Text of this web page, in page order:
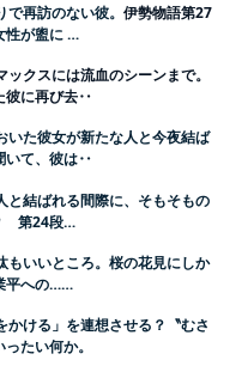
で再訪のない彼。 伊勢物語第27
性が盥に …
ックスには流血のシーンまで。
彼に再び去‥
いた彼女が新たな人と今夜結ば
いて、彼は‥
と結ばれる間際に、そもそもの
第24段…
もいいところ。桜の花見にしか
平への……
かける」を連想させる？〝むさ
たい何か。